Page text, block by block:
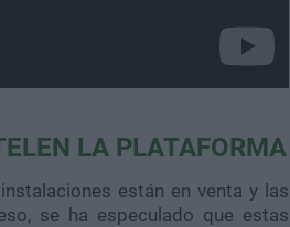
LA PLATAFORMA
están en venta y las
se ha especulado que estas